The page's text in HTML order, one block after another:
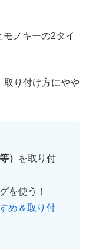
ノキーの2タイ
取り付け方にやや
）
を取り付
を使う！
め＆取り付